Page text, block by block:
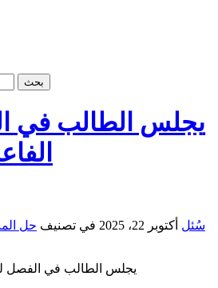
يجلس الطالب في
سُئل أكتوبر 22، 2025 في تصنيف حل